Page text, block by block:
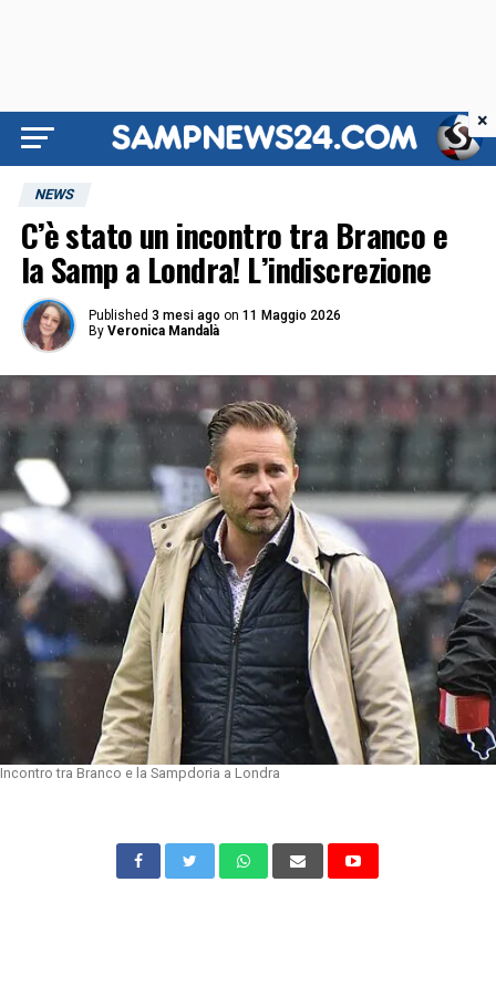
NEWS
C’è stato un incontro tra Branco e
la Samp a Londra! L’indiscrezione
Published 3 mesi ago on 11 Maggio 2026
By Veronica Mandalà
Incontro tra Branco e la Sampdoria a Londra
×